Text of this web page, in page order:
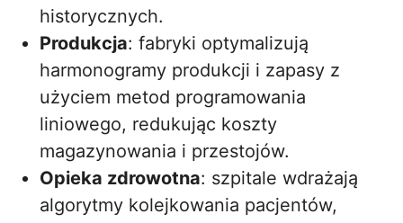
historycznych.
Produkcja: fabryki optymalizują
harmonogramy produkcji i zapasy z
użyciem metod programowania
liniowego, redukując koszty
magazynowania i przestojów.
Opieka zdrowotna: szpitale wdrażają
algorytmy kolejkowania pacjentów,